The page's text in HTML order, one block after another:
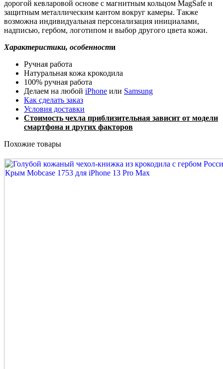
дорогой кевларовой основе с магнитным кольцом MagSafe и
защитным металлическим кантом вокруг камеры. Также
возможна индивидуальная персонализация инициалами,
надписью, гербом, логотипом и выбор другого цвета кожи.
Характеристики, особенности
Ручная работа
Натуральная кожа крокодила
100% ручная работа
Делаем на любой iPhone или Samsung
Как сделать заказ
Условия доставки
Стоимость чехла приблизительная зависит от модели
смартфона и других факторов
Похожие товары